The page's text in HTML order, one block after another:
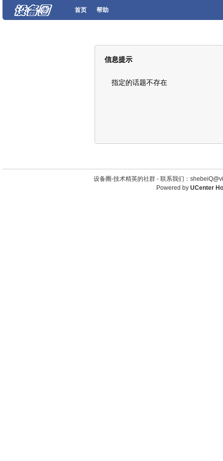
首页 帮助
信息提示
指定的话题不存在
设备圈-技术精英的社群 - 联系我们：
Powered by UCenter